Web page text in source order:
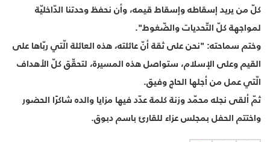
كلّ من يريد إسقاطه وإسقاط قيمه، وأن نحفظ وحدتنا الدّاخليّة
لمواجهة كلّ التّحديات والضّغوط".
وختم سماحته: "نحن على ثقة أنّ عائلته، هذه العائلة الّتي ربّاها على
القيم وعلى الإسلام، ستواصل هذه المسيرة، لتحقّق كلّ الأهداف
الّتي عمل من أجلها الحاج وفيق.
ثمّ ألقى نجله محمّد وزنة كلمة عدّد فيها مزايا والده شاكرًا الحضور
واختتم الحفل بمجلس عزاء للقارئ باسم دبوق.